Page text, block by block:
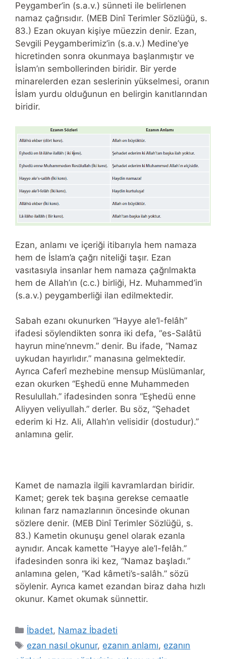
Peygamber’in (s.a.v.) sünneti ile belirlenen
namaz çağrısıdır. (MEB Dinî Terimler Sözlüğü, s.
83.) Ezan okuyan kişiye müezzin denir. Ezan,
Sevgili Peygamberimiz’in (s.a.v.) Medine’ye
hicretinden sonra okunmaya başlanmıştır ve
İslam’ın sembollerinden biridir. Bir yerde
minarelerden ezan seslerinin yükselmesi, oranın
İslam yurdu olduğunun en belirgin kanıtlarından
biridir.
Ezan, anlamı ve içeriği itibarıyla hem namaza
hem de İslam’a çağrı niteliği taşır. Ezan
vasıtasıyla insanlar hem namaza çağrılmakta
hem de Allah’ın (c.c.) birliği, Hz. Muhammed’in
(s.a.v.) peygamberliği ilan edilmektedir.
Sabah ezanı okunurken “Hayye ale’l-felâh”
ifadesi söylendikten sonra iki defa, “es-Salâtü
hayrun mine’nnevm.” denir. Bu ifade, “Namaz
uykudan hayırlıdır.” manasına gelmektedir.
Ayrıca Caferî mezhebine mensup Müslümanlar,
ezan okurken “Eşhedü enne Muhammeden
Resulullah.” ifadesinden sonra “Eşhedü enne
Aliyyen veliyullah.” derler. Bu söz, “Şehadet
ederim ki Hz. Ali, Allah’ın velisidir (dostudur).”
anlamına gelir.
Kamet de namazla ilgili kavramlardan biridir.
Kamet; gerek tek başına gerekse cemaatle
kılınan farz namazlarının öncesinde okunan
sözlere denir. (MEB Dinî Terimler Sözlüğü, s.
83.) Kametin okunuşu genel olarak ezanla
aynıdır. Ancak kamette “Hayye ale’l-felâh.”
ifadesinden sonra iki kez, “Namaz başladı.”
anlamına gelen, “Kad kâmeti’s-salâh.” sözü
söylenir. Ayrıca kamet ezandan biraz daha hızlı
okunur. Kamet okumak sünnettir.
Categories
İbadet, Namaz İbadeti
Tags
ezan nasıl okunur, ezanın anlamı, ezanın